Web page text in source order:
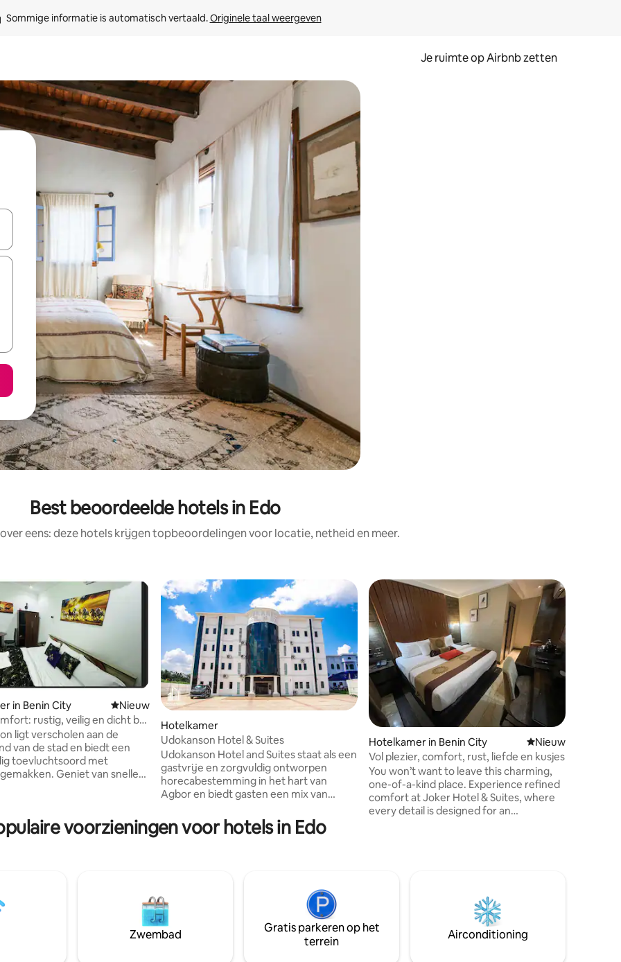
Sommige informatie is automatisch vertaald. Originele taal weergeven
Je ruimte op Airbnb zetten
keuze met je de pijltjestoetsen omhoog en omlaag, óf door te tikken of swipen.
Best beoordeelde hotels in Edo
eens: deze hotels krijgen topbeoordelingen voor locatie, netheid en meer.
in Benin City Nieuwe accommodatie
Nieuw
rustig, veilig en dicht bij
ligt verscholen aan de
van de stad en biedt een
toevluchtsoord met
Geniet van snelle
is naar een rustig uitje terwijl
stad verblijven. Ervaar
Hotelkamer
Udokanson Hotel & Suites
Udokanson Hotel and Suites staat als een
gastvrije en zorgvuldig ontworpen
horecabestemming in het hart van
Agbor en biedt gasten een mix van
voorzieningen. Als een vooraanstaande
3-sterren accommodatie biedt het hotel
het hele pand kunnen gasten tijdens hun
verblijf naadloos verbonden blijven. De
accommodatie beschikt ook over een
aantrekkelijk terras
Hotelkamer in Benin City Nieuwe
Nieuw
Vol plezier, comfort, rust, liefde en kusjes
You won’t want to leave this charming,
one-of-a-kind place. Experience refined
comfort at Joker Hotel & Suites, where
every detail is designed for an
Perfect for business and leisure travelers
seeking comfort, convenience, and
elegance.
voorzieningen voor hotels in Edo
Zwembad
Gratis parkeren op het
terrein
Airconditioning